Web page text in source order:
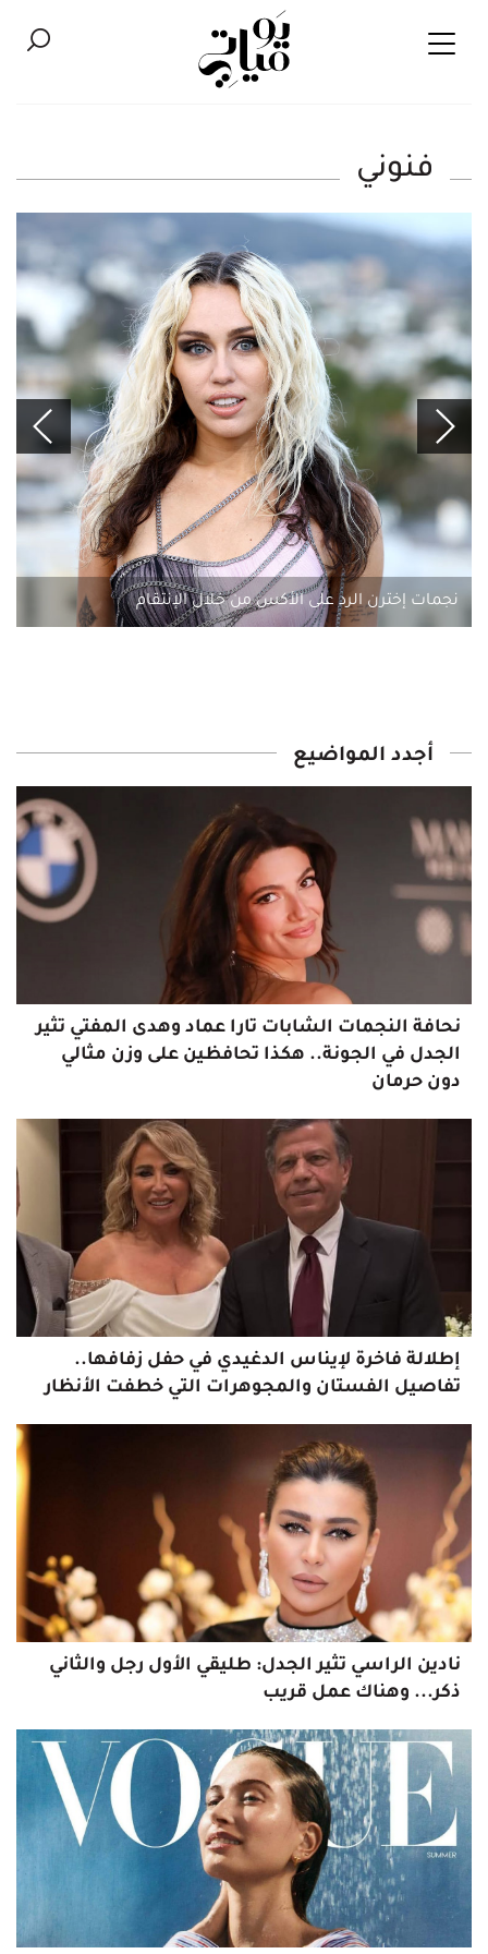
فنوني‎
نجمات إخترن الرد على الأكس من خلال الإنتقام
أجدد المواضيع‎
نحافة النجمات الشابات تارا عماد وهدى المفتي تثير
الجدل في الجونة.. هكذا تحافظين على وزن مثالي
دون حرمان
إطلالة فاخرة لإيناس الدغيدي في حفل زفافها..
تفاصيل الفستان والمجوهرات التي خطفت الأنظار
نادين الراسي تثير الجدل: طليقي الأول رجل والثاني
ذكر... وهناك عمل قريب